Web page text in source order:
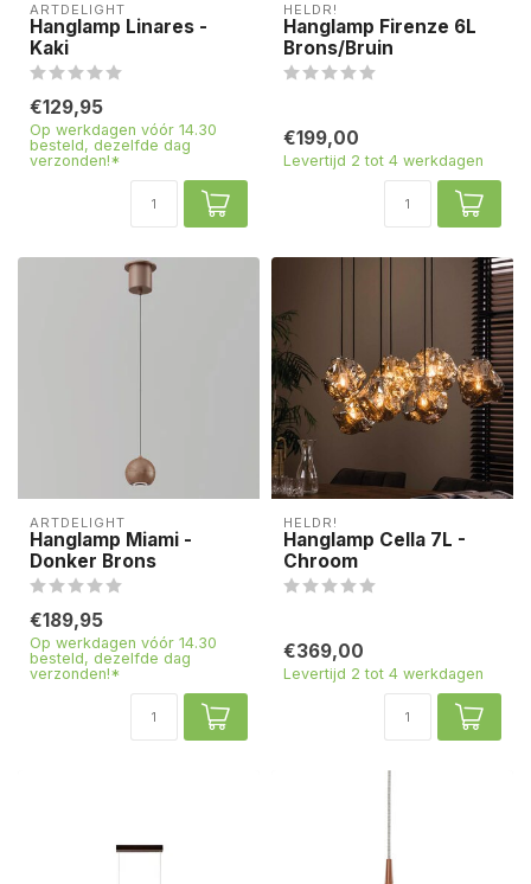
ARTDELIGHT
Hanglamp Linares -
Kaki
€129,95
Op werkdagen vóór 14.30
besteld, dezelfde dag
verzonden!*
HELDR!
Hanglamp Firenze 6L
Brons/Bruin
€199,00
Levertijd 2 tot 4 werkdagen
ARTDELIGHT
Hanglamp Miami -
Donker Brons
€189,95
Op werkdagen vóór 14.30
besteld, dezelfde dag
verzonden!*
HELDR!
Hanglamp Cella 7L -
Chroom
€369,00
Levertijd 2 tot 4 werkdagen